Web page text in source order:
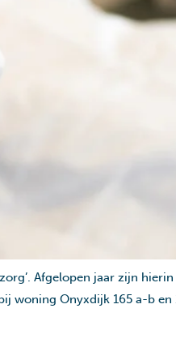
Afgelopen jaar zijn
woning Onyxdijk 165 a-b